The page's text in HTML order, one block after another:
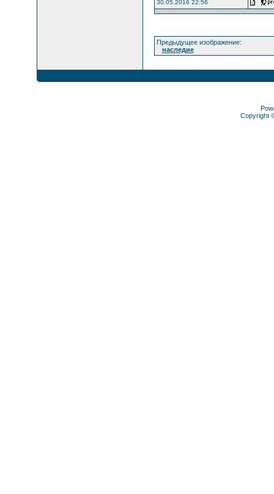
30.05.2016 22:56
Предыдущее изображение:
наследие
Copyright